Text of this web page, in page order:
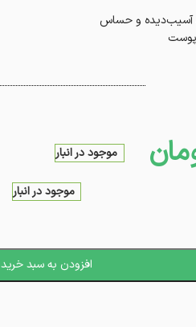
و حساس
موجود در انبار
موجود در انبار
افزودن به سبد خرید